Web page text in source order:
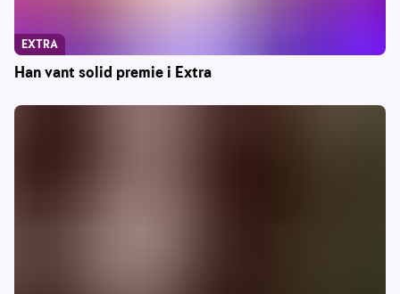
Han vant solid premie i Extra
EXTRA